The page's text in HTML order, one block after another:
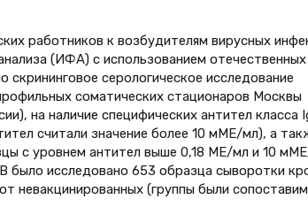
работников к возбудителям вирусных
(ИФА) с использованием отечественных
серологическое исследование
соматических стационаров Москвы
на наличие специфических антител класса
считали значение более 10 мМЕ/мл), а
с уровнем антител выше 0,18 МЕ/мл и 10
было исследовано 653 образца сыворотки
невакцинированных (группы были